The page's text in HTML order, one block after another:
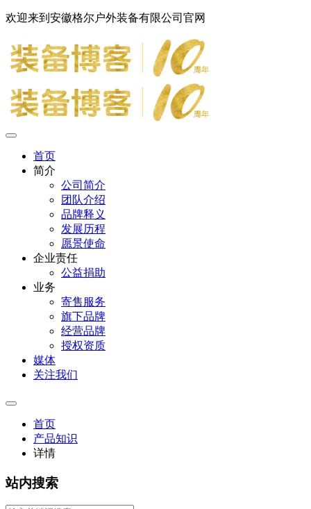
欢迎来到安徽格尔户外装备有限公司官网
首页
简介
公司简介
团队介绍
品牌释义
发展历程
愿景使命
企业责任
公益捐助
业务
寄售服务
旗下品牌
经营品牌
授权资质
媒体
关注我们
首页
产品知识
详情
站内搜索